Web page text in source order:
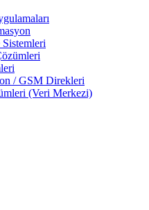
/ GSM Direkleri
(Veri Merkezi)